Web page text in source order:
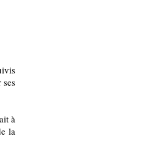
à
la